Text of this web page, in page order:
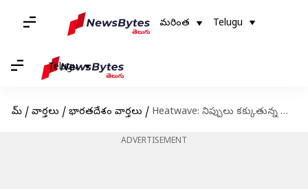
మరింత Telugu
Telugu
హోమ్ / వార్తలు / భారతదేశం వార్తలు / Heatwave: నిప్పులు కక్కుతున్న సూరీడు.. హైదరాబాద్‌కి ఆరెంజ్ అలర్ట్ జారీ
ADVERTISEMENT